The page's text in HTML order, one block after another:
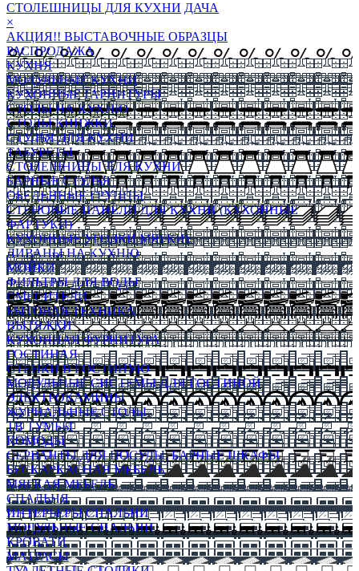
СТОЛЕШНИЦЫ ДЛЯ КУХНИ ДАЧА
×
АКЦИЯ!! ВЫСТАВОЧНЫЕ ОБРАЗЦЫ
РАСПРОДАЖА
КУХНЯ
МОДУЛЬНЫЕ КУХНИ
КУХОННЫЕ ГАРНИТУРЫ
СТОЛЫ НА КУХНЮ
СТОЛЫ КНИЖКИ
СТУЛЬЯ ДЛЯ КУХНИ
ТАБУРЕТЫ
СТОЛЕШНИЦЫ ДЛЯ КУХНИ
БАРНЫЕ СТУЛЬЯ
ОБЕДЕННЫЕ ГРУППЫ
СТЕНОВЫЕ ПАНЕЛИ ДЛЯ КУХНИ (КУХОННЫЕ
ФАРТУКИ)
КУХОННЫЕ УГОЛКИ МЯГКИЕ
ДИВАНЫ НА КУХНЮ
МОЙКИ
ФИЛЬТРЫ ДЛЯ ВОДЫ
СМЕСИТЕЛИ
БЫТОВАЯ ТЕХНИКА
ВЫТЯЖКИ
КУХОННАЯ ФУРНИТУРА
ГОСТИНАЯ
СТЕНКИ В ГОСТИНУЮ
МОДУЛЬНЫЕ СИСТЕМЫ ДЛЯ ГОСТИНОЙ
ЭЛЕКТРОКАМИНЫ
ЖУРНАЛЬНЫЕ СТОЛЫ
ТВ ТУМБЫ
КОМОДЫ
СЕРВАНТЫ ДЛЯ ПОСУДЫ, БАРНЫЕ ШКАФЫ
БЕСКАРКАСНАЯ МЕБЕЛЬ
МЯГКАЯ МЕБЕЛЬ
СПАЛЬНЯ
ИНТЕРЬЕРЫ СПАЛЬНИ
МОДУЛЬНЫЕ СПАЛЬНИ
КРОВАТИ
МАТРАСЫ